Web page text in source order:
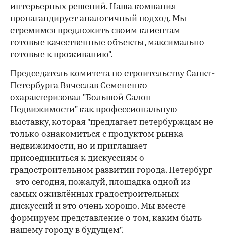
интерьерных решений. Наша компания
пропагандирует аналогичный подход. Мы
стремимся предложить своим клиентам
готовые качественные объекты, максимально
готовые к проживанию".
Председатель комитета по строительству Санкт-
Петербурга Вячеслав Семененко
охарактеризовал "Большой Салон
Недвижимости" как профессиональную
выставку, которая "предлагает петербуржцам не
только ознакомиться с продуктом рынка
недвижимости, но и приглашает
присоединиться к дискуссиям о
градостроительном развитии города. Петербург
- это сегодня, пожалуй, площадка одной из
самых оживлённых градостроительных
дискуссий и это очень хорошо. Мы вместе
формируем представление о том, каким быть
нашему городу в будущем".